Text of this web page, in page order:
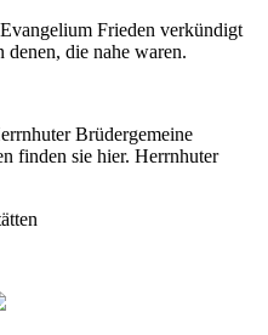
Frieden verkündigt
die nahe waren.
Brüdergemeine
finden sie hier. Herrnhuter